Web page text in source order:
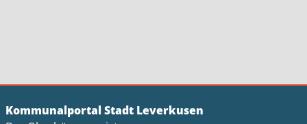
Kommunalportal Stadt Leverkusen